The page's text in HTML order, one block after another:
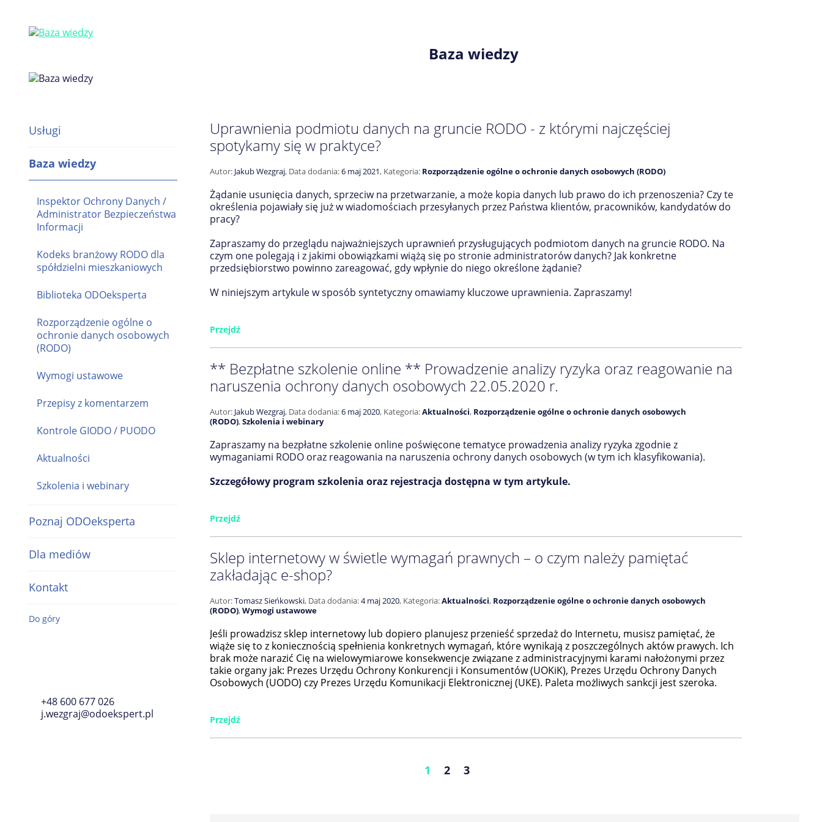
Usługi
Baza wiedzy
Inspektor Ochrony Danych /
Administrator Bezpieczeństwa
Informacji
Kodeks branżowy RODO dla
spółdzielni mieszkaniowych
Biblioteka ODOeksperta
Rozporządzenie ogólne o
ochronie danych osobowych
(RODO)
Wymogi ustawowe
Przepisy z komentarzem
Kontrole GIODO / PUODO
Aktualności
Szkolenia i webinary
Poznaj ODOeksperta
Dla mediów
Kontakt
Do góry
+48 600 677 026
j.wezgraj@odoekspert.pl
Baza wiedzy
Uprawnienia podmiotu danych na gruncie RODO - z którymi najczęściej
spotykamy się w praktyce?
Autor: Jakub Wezgraj, Data dodania:6 maj 2021, Kategoria: Rozporządzenie ogólne o ochronie danych osobowych (RODO)
Żądanie usunięcia danych, sprzeciw na przetwarzanie, a może kopia danych lub prawo do ich przenoszenia? Czy te
określenia pojawiały się już w wiadomościach przesyłanych przez Państwa klientów, pracowników, kandydatów do
pracy?
Zapraszamy do przeglądu najważniejszych uprawnień przysługujących podmiotom danych na gruncie RODO. Na
czym one polegają i z jakimi obowiązkami wiążą się po stronie administratorów danych? Jak konkretne
przedsiębiorstwo powinno zareagować, gdy wpłynie do niego określone żądanie?
W niniejszym artykule w sposób syntetyczny omawiamy kluczowe uprawnienia. Zapraszamy!
Przejdź
** Bezpłatne szkolenie online ** Prowadzenie analizy ryzyka oraz reagowanie na
naruszenia ochrony danych osobowych 22.05.2020 r.
Autor: Jakub Wezgraj, Data dodania:6 maj 2020, Kategoria:Aktualności, Rozporządzenie ogólne o ochronie danych osobowych
(RODO),Szkolenia i webinary
Zapraszamy na bezpłatne szkolenie online poświęcone tematyce prowadzenia analizy ryzyka zgodnie z
wymaganiami RODO oraz reagowania na naruszenia ochrony danych osobowych (w tym ich klasyfikowania).
Szczegółowy program szkolenia oraz rejestracja dostępna w tym artykule.
Przejdź
Sklep internetowy w świetle wymagań prawnych – o czym należy pamiętać
zakładając e-shop?
Autor:Tomasz Sieńkowski, Data dodania:4 maj 2020, Kategoria:Aktualności, Rozporządzenie ogólne o ochronie danych osobowych
(RODO),Wymogi ustawowe
Jeśli prowadzisz sklep internetowy lub dopiero planujesz przenieść sprzedaż do Internetu, musisz pamiętać, że
wiąże się to z koniecznością spełnienia konkretnych wymagań, które wynikają z poszczególnych aktów prawych. Ich
brak może narazić Cię na wielowymiarowe konsekwencje związane z administracyjnymi karami nałożonymi przez
takie organy jak: Prezes Urzędu Ochrony Konkurencji i Konsumentów (UOKiK), Prezes Urzędu Ochrony Danych
Osobowych (UODO) czy Prezes Urzędu Komunikacji Elektronicznej (UKE). Paleta możliwych sankcji jest szeroka.
Przejdź
1 2 3